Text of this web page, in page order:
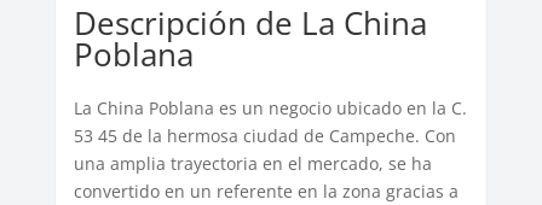
Descripción de La China
Poblana
La China Poblana es un negocio ubicado en la C.
53 45 de la hermosa ciudad de Campeche. Con
una amplia trayectoria en el mercado, se ha
convertido en un referente en la zona gracias a